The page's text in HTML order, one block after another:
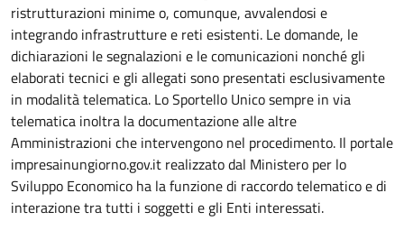
ristrutturazioni minime o, comunque, avvalendosi e
integrando infrastrutture e reti esistenti. Le domande, le
dichiarazioni le segnalazioni e le comunicazioni nonché gli
elaborati tecnici e gli allegati sono presentati esclusivamente
in modalità telematica. Lo Sportello Unico sempre in via
telematica inoltra la documentazione alle altre
Amministrazioni che intervengono nel procedimento. Il portale
impresainungiorno.gov.it realizzato dal Ministero per lo
Sviluppo Economico ha la funzione di raccordo telematico e di
interazione tra tutti i soggetti e gli Enti interessati.